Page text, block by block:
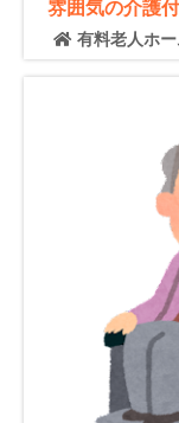
雰囲気の介護
有料老人ホ